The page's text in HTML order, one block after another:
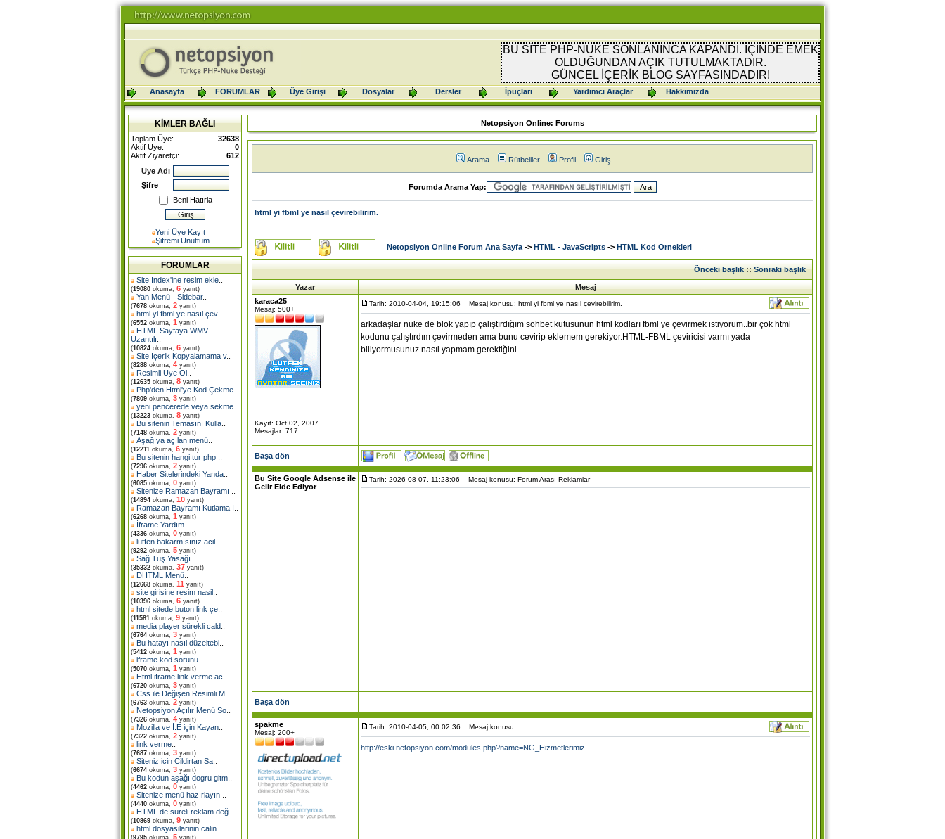
BU SİTE PHP-NUKE SONLANINCA KAPANDI. İÇİNDE EMEK
OLDUĞUNDAN AÇIK TUTULMAKTADIR.
GÜNCEL İÇERİK BLOG SAYFASINDADIR!
Anasayfa FORUMLAR Üye Girişi Dosyalar Dersler İpuçları Yardımcı Araçlar Hakkımızda
KİMLER BAĞLI
Toplam Üye:
32638
Aktif Üye:
0
Aktif Ziyaretçi:
612
Üye Adı
Şifre
Beni Hatırla
Yeni Üye Kayıt
Şifremi Unuttum
FORUMLAR
Site İndex'ine resim ekle
(19080 okuma, 6 yanıt)
Yan Menü - Sidebar..
(7678 okuma, 2 yanıt)
html yi fbml ye nasıl çev..
(6552 okuma, 1 yanıt)
HTML Sayfaya WMV
Uzantılı
(10824 okuma, 6 yanıt)
Site İçerik Kopyalamama v..
(8288 okuma, 4 yanıt)
Resimli Üye Ol
(12635 okuma, 8 yanıt)
Php'den Html'ye Kod Çekme
(7809 okuma, 3 yanıt)
yeni pencerede veya sekme
(13223 okuma, 8 yanıt)
Bu sitenin Temasını Kulla
(7148 okuma, 2 yanıt)
Aşağıya açılan menü
(12211 okuma, 6 yanıt)
Bu sitenin hangi tur php
(7296 okuma, 2 yanıt)
Haber Sitelerindeki Yanda
(6085 okuma, 0 yanıt)
Sitenize Ramazan Bayramı
(14894 okuma, 10 yanıt)
Ramazan Bayramı Kutlama İ
(6268 okuma, 1 yanıt)
İframe Yardım
(4336 okuma, 0 yanıt)
lütfen bakarmısınız acil
(9292 okuma, 5 yanıt)
Sağ Tuş Yasağı
(35332 okuma, 37 yanıt)
DHTML Menü
(12668 okuma, 11 yanıt)
site girisine resim nasil
(10396 okuma, 6 yanıt)
html sitede buton link çe
(11581 okuma, 9 yanıt)
media player sürekli cald
(6764 okuma, 3 yanıt)
Bu hatayı nasıl düzeltebi
(5412 okuma, 1 yanıt)
iframe kod sorunu
(5070 okuma, 1 yanıt)
Html iframe link verme ac
(6720 okuma, 3 yanıt)
Css ile Değişen Resimli M
(6763 okuma, 2 yanıt)
Netopsiyon Açılır Menü So
(7326 okuma, 4 yanıt)
Mozilla ve İ.E için Kayan
(7322 okuma, 2 yanıt)
link verme
(7687 okuma, 3 yanıt)
Siteniz icin Cildirtan Sa
(6674 okuma, 3 yanıt)
Bu kodun aşağı dogru gitm
(4462 okuma, 0 yanıt)
Sitenize menü hazırlayın
(4440 okuma, 0 yanıt)
HTML de süreli reklam değ
(10869 okuma, 9 yanıt)
html dosyasilarinin calin
(9795 okuma, 5 yanıt)
Netopsiyon Online: Forums
Arama Rütbeliler Profil Giriş
Forumda Arama Yap:
html yi fbml ye nasıl çevirebilirim.
Netopsiyon Online Forum Ana Sayfa -> HTML - JavaScripts -> HTML Kod Örnekleri
Önceki başlık::Sonraki başlık
Yazar
Mesaj
karaca25
Mesaj: 500+
Kayıt: Oct 02, 2007
Mesajlar: 717
Tarih: 2010-04-04, 19:15:06 Mesaj konusu: html yi fbml ye nasıl çevirebilirim.
arkadaşlar nuke de blok yapıp çalıştırdığım sohbet kutusunun html kodları fbml ye çevirmek istiyorum..bir çok html
kodunu çalıştırdım çevirmeden ama bunu cevirip eklemem gerekiyor.HTML-FBML çeviricisi varmı yada
biliyormusunuz nasıl yapmam gerektiğini..
Başa dön
Bu Site Google Adsense ile
Gelir Elde Ediyor
Tarih: 2026-08-07, 11:23:06 Mesaj konusu: Forum Arası Reklamlar
Başa dön
spakme
Mesaj: 200+
Tarih: 2010-04-05, 00:02:36 Mesaj konusu:
http://eski.netopsiyon.com/modules.php?name=NG_Hizmetlerimiz